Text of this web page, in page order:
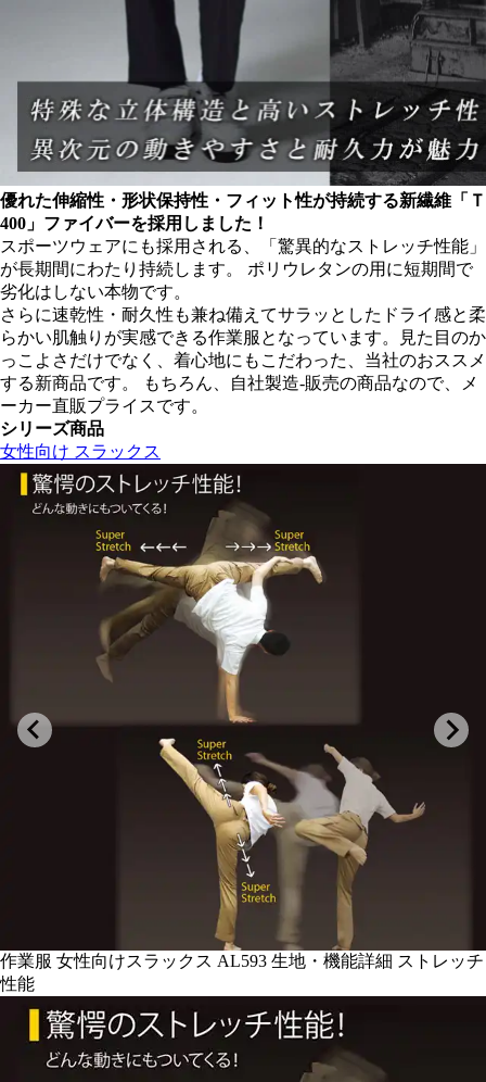
優れた伸縮性・形状保持性・フィット性が持続する新繊維「Ｔ
400」ファイバーを採用しました！
スポーツウェアにも採用される、「驚異的なストレッチ性能」
が長期間にわたり持続します。 ポリウレタンの用に短期間で
劣化はしない本物です。
さらに速乾性・耐久性も兼ね備えてサラッとしたドライ感と柔
らかい肌触りが実感できる作業服となっています。見た目のか
っこよさだけでなく、着心地にもこだわった、当社のおススメ
する新商品です。 もちろん、自社製造-販売の商品なので、メ
ーカー直販プライスです。
シリーズ商品
女性向け スラックス
作業服 女性向けスラックス AL593 生地・機能詳細 ストレッチ
性能